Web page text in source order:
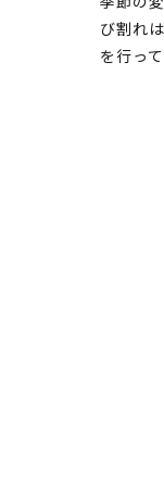
び割れ
を行っ